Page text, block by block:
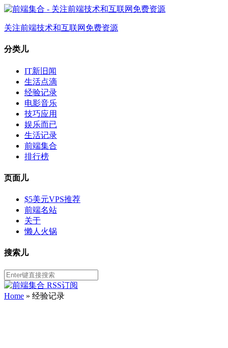
关注前端技术和互联网免费资源
分类儿
IT新旧闻
生活点滴
经验记录
电影音乐
技巧应用
娱乐而已
生活记录
前端集合
排行榜
页面儿
$5美元VPS推荐
前端名站
关于
懒人火锅
搜索儿
Home » 经验记录